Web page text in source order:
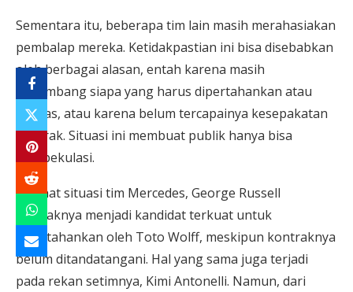
Sementara itu, beberapa tim lain masih merahasiakan
pembalap mereka. Ketidakpastian ini bisa disebabkan
oleh berbagai alasan, entah karena masih
menimbang siapa yang harus dipertahankan atau
dilepas, atau karena belum tercapainya kesepakatan
kontrak. Situasi ini membuat publik hanya bisa
berspekulasi.
Melihat situasi tim Mercedes, George Russell
tampaknya menjadi kandidat terkuat untuk
dipertahankan oleh Toto Wolff, meskipun kontraknya
belum ditandatangani. Hal yang sama juga terjadi
pada rekan setimnya, Kimi Antonelli. Namun, dari